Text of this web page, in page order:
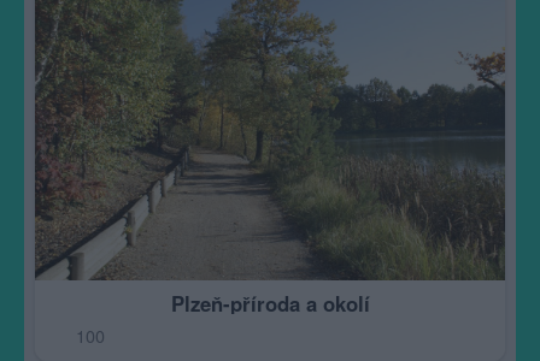
Plzeň-příroda a okolí
100